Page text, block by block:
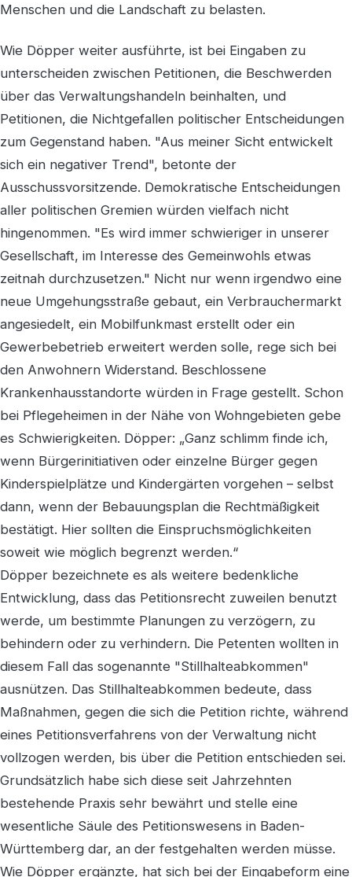
Menschen und die Landschaft zu belasten.
Wie Döpper weiter ausführte, ist bei Eingaben zu
unterscheiden zwischen Petitionen, die Beschwerden
über das Verwaltungshandeln beinhalten, und
Petitionen, die Nichtgefallen politischer Entscheidungen
zum Gegenstand haben. "Aus meiner Sicht entwickelt
sich ein negativer Trend", betonte der
Ausschussvorsitzende. Demokratische Entscheidungen
aller politischen Gremien würden vielfach nicht
hingenommen. "Es wird immer schwieriger in unserer
Gesellschaft, im Interesse des Gemeinwohls etwas
zeitnah durchzusetzen." Nicht nur wenn irgendwo eine
neue Umgehungsstraße gebaut, ein Verbrauchermarkt
angesiedelt, ein Mobilfunkmast erstellt oder ein
Gewerbebetrieb erweitert werden solle, rege sich bei
den Anwohnern Widerstand. Beschlossene
Krankenhausstandorte würden in Frage gestellt. Schon
bei Pflegeheimen in der Nähe von Wohngebieten gebe
es Schwierigkeiten. Döpper: „Ganz schlimm finde ich,
wenn Bürgerinitiativen oder einzelne Bürger gegen
Kinderspielplätze und Kindergärten vorgehen – selbst
dann, wenn der Bebauungsplan die Rechtmäßigkeit
bestätigt. Hier sollten die Einspruchsmöglichkeiten
soweit wie möglich begrenzt werden.“
Döpper bezeichnete es als weitere bedenkliche
Entwicklung, dass das Petitionsrecht zuweilen benutzt
werde, um bestimmte Planungen zu verzögern, zu
behindern oder zu verhindern. Die Petenten wollten in
diesem Fall das sogenannte "Stillhalteabkommen"
ausnützen. Das Stillhalteabkommen bedeute, dass
Maßnahmen, gegen die sich die Petition richte, während
eines Petitionsverfahrens von der Verwaltung nicht
vollzogen werden, bis über die Petition entschieden sei.
Grundsätzlich habe sich diese seit Jahrzehnten
bestehende Praxis sehr bewährt und stelle eine
wesentliche Säule des Petitionswesens in Baden-
Württemberg dar, an der festgehalten werden müsse.
Wie Döpper ergänzte, hat sich bei der Eingabeform eine